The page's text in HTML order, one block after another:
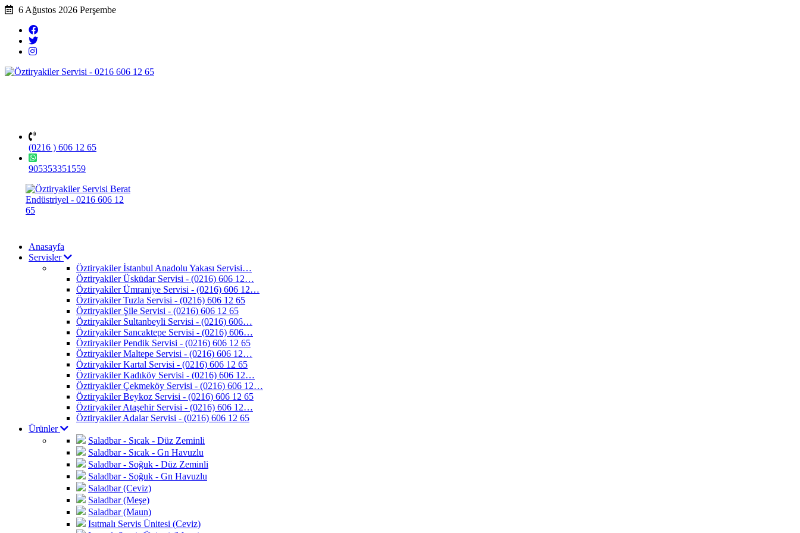
6 Ağustos 2026 Perşembe
(0216 ) 606 12 65
905353351559
Anasayfa
Servisler
Öztiryakiler İstanbul Anadolu Yakası Servisi…
Öztiryakiler Üsküdar Servisi - (0216) 606 12…
Öztiryakiler Ümraniye Servisi - (0216) 606 12…
Öztiryakiler Tuzla Servisi - (0216) 606 12 65
Öztiryakiler Şile Servisi - (0216) 606 12 65
Öztiryakiler Sultanbeyli Servisi - (0216) 606…
Öztiryakiler Sancaktepe Servisi - (0216) 606…
Öztiryakiler Pendik Servisi - (0216) 606 12 65
Öztiryakiler Maltepe Servisi - (0216) 606 12…
Öztiryakiler Kartal Servisi - (0216) 606 12 65
Öztiryakiler Kadıköy Servisi - (0216) 606 12…
Öztiryakiler Çekmeköy Servisi - (0216) 606 12…
Öztiryakiler Beykoz Servisi - (0216) 606 12 65
Öztiryakiler Ataşehir Servisi - (0216) 606 12…
Öztiryakiler Adalar Servisi - (0216) 606 12 65
Ürünler
Saladbar - Sıcak - Düz Zeminli
Saladbar - Sıcak - Gn Havuzlu
Saladbar - Soğuk - Düz Zeminli
Saladbar - Soğuk - Gn Havuzlu
Saladbar (Ceviz)
Saladbar (Meşe)
Saladbar (Maun)
Isıtmalı Servis Ünitesi (Ceviz)